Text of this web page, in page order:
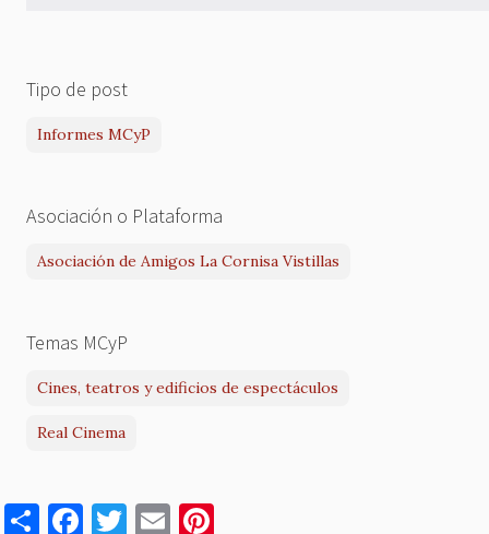
Tipo de post
Informes MCyP
Asociación o Plataforma
Asociación de Amigos La Cornisa Vistillas
Temas MCyP
Cines, teatros y edificios de espectáculos
Real Cinema
S F T E